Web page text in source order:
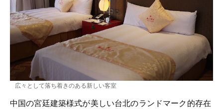
広々として落ち着きのある新しい客室
中国の宮廷建築様式が美しい台北のランドマーク的存在